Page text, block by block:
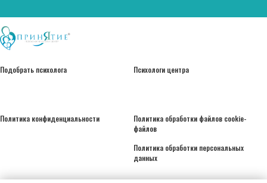
Подобрать психолога Психологи центра
Политика конфиденциальности
Политика обработки файлов cookie-
файлов
Политика обработки персональных
данных